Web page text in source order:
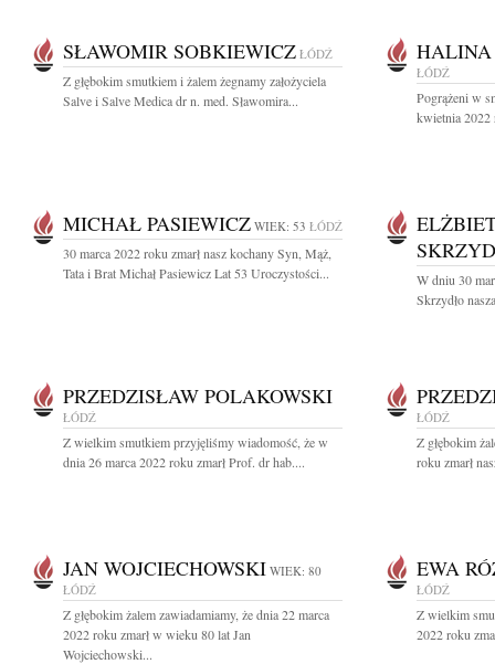
SŁAWOMIR SOBKIEWICZ ŁÓDŹ
Z głębokim smutkiem i żalem żegnamy założyciela
Salve i Salve Medica dr n. med. Sławomira...
ŁÓDŹ
Pogrążeni w
kwietnia 2022
MICHAŁ PASIEWICZ WIEK: 53 ŁÓDŹ
30 marca 2022 roku zmarł nasz kochany Syn, Mąż,
Tata i Brat Michał Pasiewicz Lat 53 Uroczystości...
W dniu 30
Skrzydło
PRZEDZISŁAW POLAKOWSKI
ŁÓDŹ
Z wielkim smutkiem przyjęliśmy wiadomość, że w
dnia 26 marca 2022 roku zmarł Prof. dr hab....
ŁÓDŹ
Z głębokim
roku zmarł
JAN WOJCIECHOWSKI WIEK: 80
ŁÓDŹ
Z głębokim żalem zawiadamiamy, że dnia 22 marca
2022 roku zmarł w wieku 80 lat Jan
Wojciechowski...
EWA
ŁÓDŹ
Z wielkim
2022 roku